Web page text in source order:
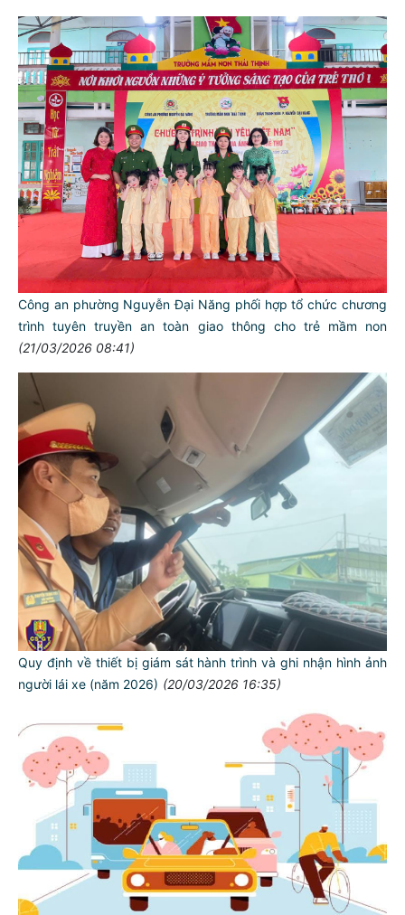
Công an phường Nguyễn Đại Năng phối hợp tổ chức chương
trình tuyên truyền an toàn giao thông cho trẻ mầm non
(21/03/2026 08:41)
Quy định về thiết bị giám sát hành trình và ghi nhận hình ảnh
người lái xe (năm 2026) (20/03/2026 16:35)
TƯ CÁCH
NGƯỜI CÔNG AN CÁCH MỆNH LÀ: